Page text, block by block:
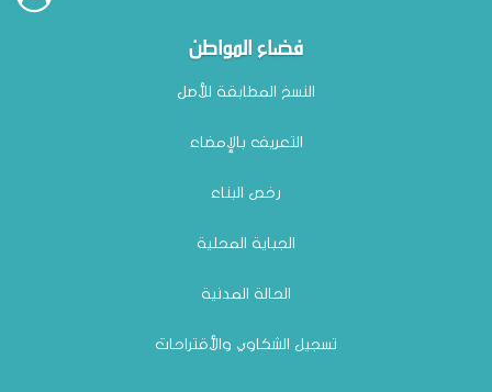
نتائج المناظرة الداخلية للترقية إلى رتبة متصرف عام
فضاء المواطن
النسخ المطابقة للأصل
التعريف بالإمضاء
رخص البناء
الجباية المحلية
الحالة المدنية
تسجيل الشكاوي والأقتراحات